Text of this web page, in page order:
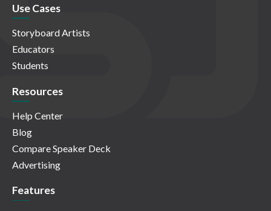
Use Cases
Storyboard Artists
Educators
Students
Resources
Help Center
Blog
Compare Speaker Deck
Advertising
Features